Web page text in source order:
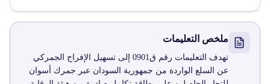
ملخص التعليمات
تهدف التعليمات رقم ق0901 إلى تسهيل الإفراج الجمركي
عن السلع الواردة من جمهورية السودان عبر جمرك أسوان